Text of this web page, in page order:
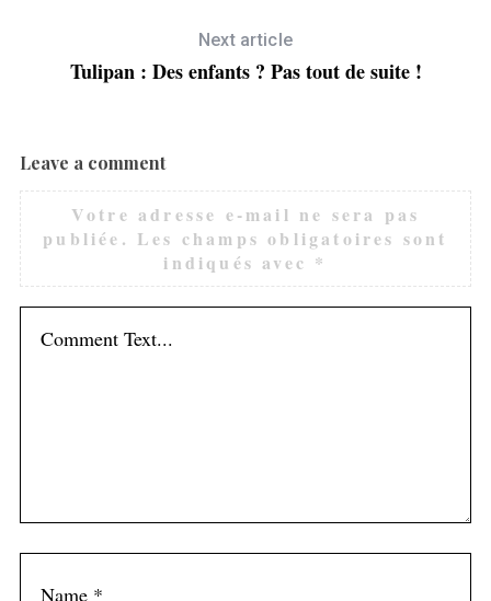
Next article
Tulipan : Des enfants ? Pas tout de suite !
Leave a comment
Votre adresse e-mail ne sera pas
publiée. Les champs obligatoires sont
indiqués avec *